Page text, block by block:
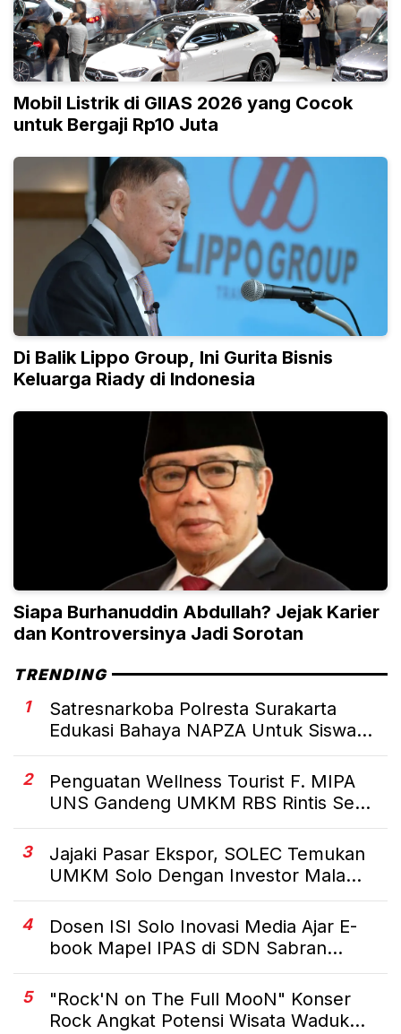
Mobil Listrik di GIIAS 2026 yang Cocok
untuk Bergaji Rp10 Juta
Di Balik Lippo Group, Ini Gurita Bisnis
Keluarga Riady di Indonesia
Siapa Burhanuddin Abdullah? Jejak Karier
dan Kontroversinya Jadi Sorotan
TRENDING
1
Satresnarkoba Polresta Surakarta
Edukasi Bahaya NAPZA Untuk Siswa...
2
Penguatan Wellness Tourist F. MIPA
UNS Gandeng UMKM RBS Rintis Se...
3
Jajaki Pasar Ekspor, SOLEC Temukan
UMKM Solo Dengan Investor Mala...
4
Dosen ISI Solo Inovasi Media Ajar E-
book Mapel IPAS di SDN Sabran...
5
"Rock'N on The Full MooN" Konser
Rock Angkat Potensi Wisata Waduk...